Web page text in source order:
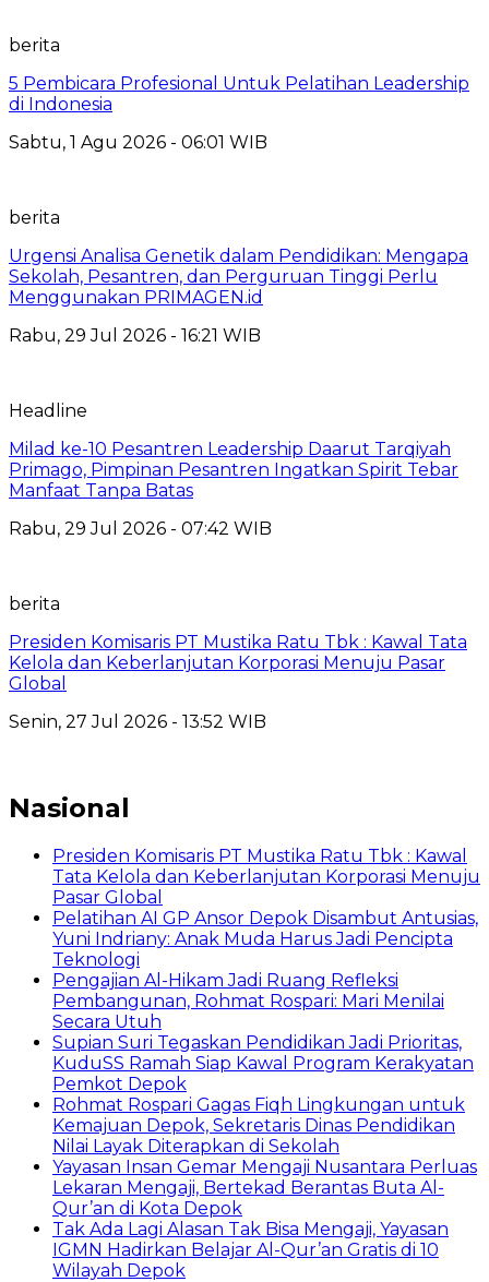
berita
5 Pembicara Profesional Untuk Pelatihan Leadership
di Indonesia
Sabtu, 1 Agu 2026 - 06:01 WIB
berita
Urgensi Analisa Genetik dalam Pendidikan: Mengapa
Sekolah, Pesantren, dan Perguruan Tinggi Perlu
Menggunakan PRIMAGEN.id
Rabu, 29 Jul 2026 - 16:21 WIB
Headline
Milad ke-10 Pesantren Leadership Daarut Tarqiyah
Primago, Pimpinan Pesantren Ingatkan Spirit Tebar
Manfaat Tanpa Batas
Rabu, 29 Jul 2026 - 07:42 WIB
berita
Presiden Komisaris PT Mustika Ratu Tbk : Kawal Tata
Kelola dan Keberlanjutan Korporasi Menuju Pasar
Global
Senin, 27 Jul 2026 - 13:52 WIB
Nasional
Presiden Komisaris PT Mustika Ratu Tbk : Kawal
Tata Kelola dan Keberlanjutan Korporasi Menuju
Pasar Global
Pelatihan AI GP Ansor Depok Disambut Antusias,
Yuni Indriany: Anak Muda Harus Jadi Pencipta
Teknologi
Pengajian Al-Hikam Jadi Ruang Refleksi
Pembangunan, Rohmat Rospari: Mari Menilai
Secara Utuh
Supian Suri Tegaskan Pendidikan Jadi Prioritas,
KuduSS Ramah Siap Kawal Program Kerakyatan
Pemkot Depok
Rohmat Rospari Gagas Fiqh Lingkungan untuk
Kemajuan Depok, Sekretaris Dinas Pendidikan
Nilai Layak Diterapkan di Sekolah
Yayasan Insan Gemar Mengaji Nusantara Perluas
Lekaran Mengaji, Bertekad Berantas Buta Al-
Qur’an di Kota Depok
Tak Ada Lagi Alasan Tak Bisa Mengaji, Yayasan
IGMN Hadirkan Belajar Al-Qur’an Gratis di 10
Wilayah Depok